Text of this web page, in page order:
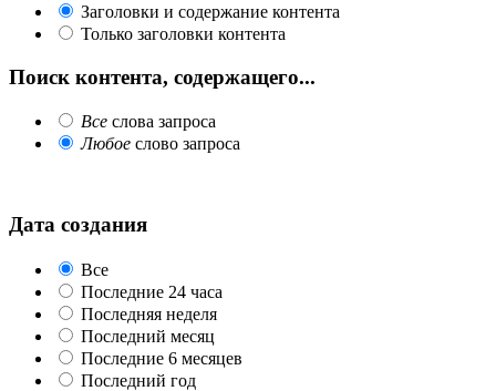
Заголовки и содержание контента
Только заголовки контента
Поиск контента, содержащего...
Все слова запроса
Любое слово запроса
Дата создания
Все
Последние 24 часа
Последняя неделя
Последний месяц
Последние 6 месяцев
Последний год